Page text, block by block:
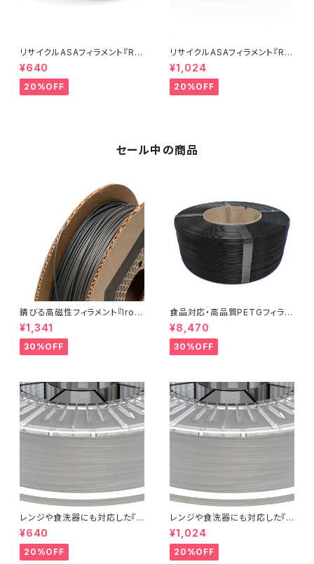
リサイクルASAフィラメント『Re
Form rApollo』5M
¥640
20%OFF
リサイクルASAフィラメント『Re
Form rApollo』10M
¥1,024
20%OFF
セール中の商品
錆びる高磁性フィラメント『Iron
-filled Metal Composite P
LA』：お試しサンプル 10M
¥1,341
30%OFF
食品対応・高品質PETGフィラメ
ント『EasyFil ePETG（Bambu
Coil）』
¥8,470
30%OFF
レンジや食洗器にも対応した『C
entaur PP』：お試しサンプル 5
M
¥640
20%OFF
レンジや食洗器にも対応した『C
entaur PP』：お試しサンプル 1
0M
¥1,024
20%OFF